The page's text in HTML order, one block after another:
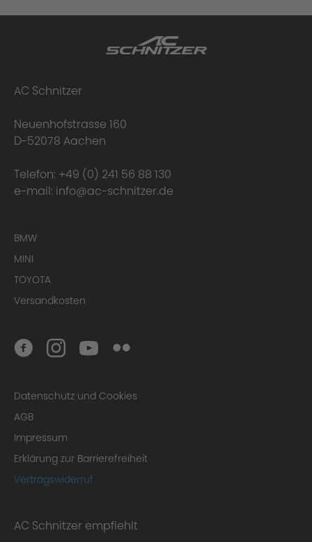
AC Schnitzer
Neuenhofstrasse 160
D-52078 Aachen
Telefon: +49 (0) 241 56 88 130
e-mail: info@ac-schnitzer.de
BMW
MINI
TOYOTA
Versandkosten
Datenschutz und Cookies
AGB
Impressum
Erklärung zur Barrierefreiheit
Vertragswiderruf
AC Schnitzer empfiehlt